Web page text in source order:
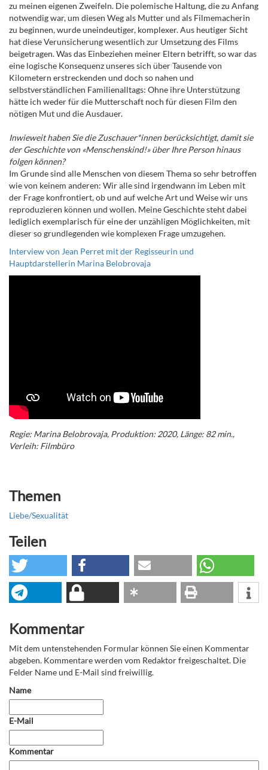
zu meinen eigenen Zweifeln. Die polemische Haltung, die zu Anfang
notwendig war, um diesen Weg als Mutter und als Filmemacherin
zu beginnen, wurde uneindeutiger, komplexer. Aus heutiger Sicht
hat diese Verunsicherung wesentlich zur Umsetzung des Films
beigetragen. Was das Einbeziehen meiner Eltern betrifft, so war das
eine logische Konsequenz unseres sich über Tausende von
Kilometern erstreckenden und doch so nahen und
selbstverständlichen Familienalltags: Ohne ihre Unterstützung
hätte ich weder für die Mutterschaft noch für diesen Film den
nötigen Mut und die Ausdauer.
Inwieweit haben Sie dieZuschauer*innenberücksichtigt, damit sie
der Geschichte von «Menschenskind!» über Ihre Person hinaus
folgen können?
Im Grunde sind alle Menschen von diesem Thema so sehr betroffen
wie von keinem anderen: Wir alle sind irgendwann im Leben mit
der Frage konfrontiert, ob und auf welche Art und Weise wir uns
reproduzieren können und wollen. Meine Geschichte steht dabei
lediglich exemplarisch für eine der unzähligen Möglichkeiten, mit
dieser so grundlegenden wie komplexen Frage umzugehen.
Interview von Jean Perret mit der Regisseurin und
Hauptdarstellerin Marina Belobrovaja
Regie: Marina Belobrovaja, Produktion: 2020, Länge: 82 min.,
Verleih: Filmbüro
Themen
Liebe/Sexualität
Teilen
Kommentar
Mit dem untenstehenden Formular können Sie einen Kommentar
abgeben. Kommentare werden vom Redaktor freigeschaltet. Die
Felder Name und E-Mail sind freiwillig.
Name
E-Mail
Kommentar